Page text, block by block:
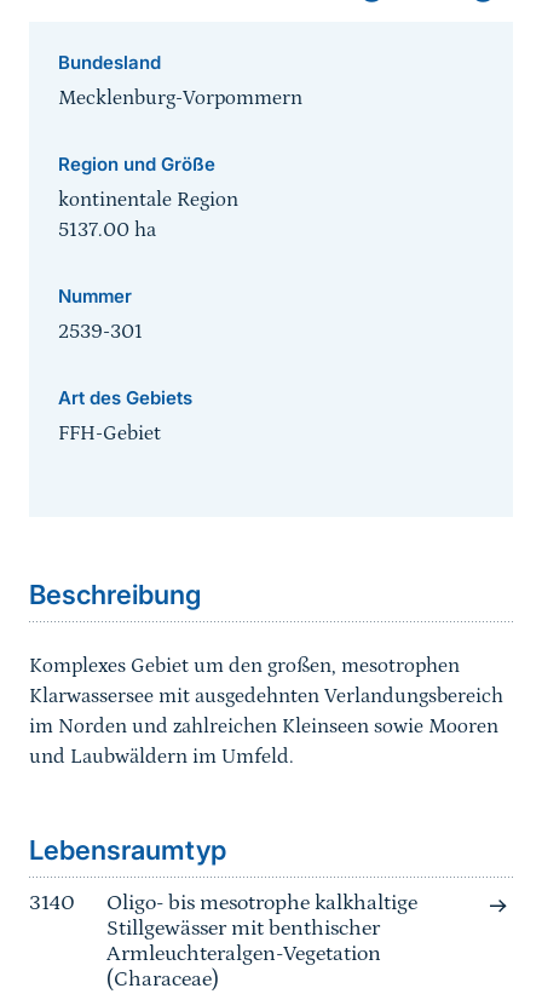
Bundesland
Mecklenburg-Vorpommern
Region und Größe
kontinentale Region
5137.00 ha
Nummer
2539-301
Art des Gebiets
FFH-Gebiet
Beschreibung
Komplexes Gebiet um den großen, mesotrophen
Klarwassersee mit ausgedehnten Verlandungsbereich
im Norden und zahlreichen Kleinseen sowie Mooren
und Laubwäldern im Umfeld.
Lebensraumtyp
3140
Oligo- bis mesotrophe kalkhaltige
Stillgewässer mit benthischer
Armleuchteralgen-Vegetation
(Characeae)